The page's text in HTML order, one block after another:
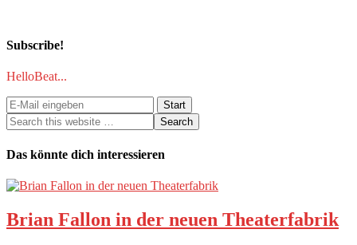
Subscribe!
HelloBeat...
Das könnte dich interessieren
Brian Fallon in der neuen Theaterfabrik